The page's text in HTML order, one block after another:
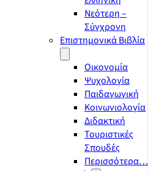
Νεότερη –
Σύγχρονη
Επιστημονικά Βιβλία
Οικονομία
Ψυχολογία
Παιδαγωγική
Κοινωνιολογία
Διδακτική
Τουριστικές
Σπουδές
Περισσότερα…